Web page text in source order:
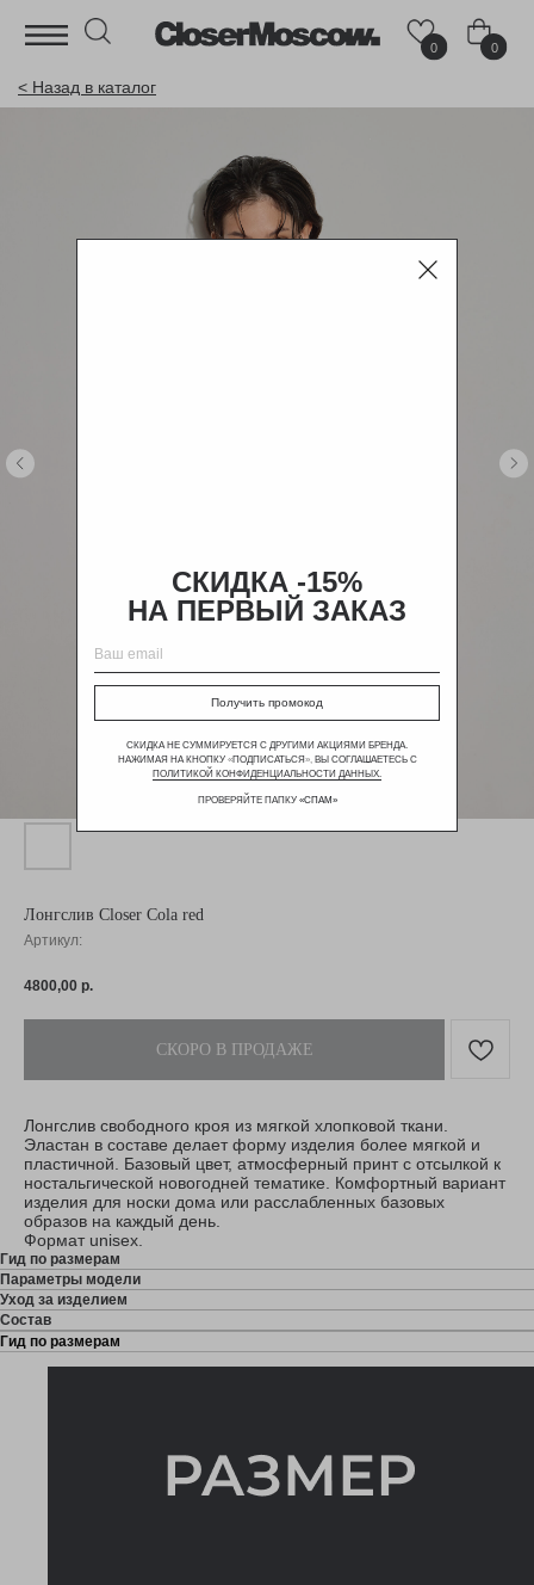
0 0
< Назад в каталог
Лонгслив Closer Cola red
Артикул:
4800,00 р.
Лонгслив свободного кроя из мягкой хлопковой ткани.
Эластан в составе делает форму изделия более мягкой и
пластичной. Базовый цвет, атмосферный принт с отсылкой к
ностальгической новогодней тематике. Комфортный вариант
изделия для носки дома или расслабленных базовых
образов на каждый день.
Формат unisex.
Гид по размерам
Параметры модели
Уход за изделием
Состав
Гид по размерам
Получить промокод
ПРОВЕРЯЙТЕ ПАПКУ «СПАМ»
СКИДКА НЕ СУММИРУЕТСЯ С ДРУГИМИ АКЦИЯМИ БРЕНДА.
НАЖИМАЯ НА КНОПКУ «ПОДПИСАТЬСЯ», ВЫ СОГЛАШАЕТЕСЬ С
ПОЛИТИКОЙ КОНФИДЕНЦИАЛЬНОСТИ ДАННЫХ.
НА ПЕРВЫЙ ЗАКАЗ
СКИДКА -15%